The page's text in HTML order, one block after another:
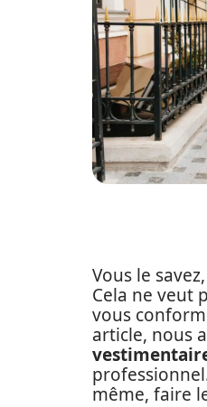
Vous le
Cela ne veut
vous
article, nous
même, faire